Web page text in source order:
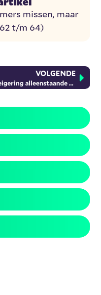
missen, maar
t/m 64)
VOLGENDE
Weigering alleenstaande mannelijke asielzoekers België